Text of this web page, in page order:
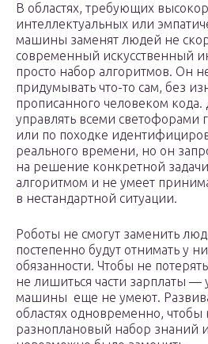
В областях, требующих
интеллектуальных или
машины заменят людей не
современный искусственный
просто набор алгоритмов. Он
придумывать что-то сам, без
прописанного человеком
управлять всеми светофорами
или по походке
реального времени, но он
на решение конкретной
алгоритмом и не умеет
в нестандартной ситуации.
Роботы не смогут заменить
постепенно будут отнимать у
обязанности. Чтобы не
не лишиться части зарплаты —
машины еще не умеют.
областях одновременно,
разноплановый набор знаний